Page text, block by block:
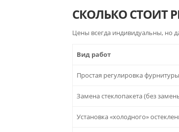
СКОЛЬКО СТОИТ
Цены всегда индивидуальны, но
Вид работ
Простая регулировка
Замена стеклопакета (без
Установка «холодного»